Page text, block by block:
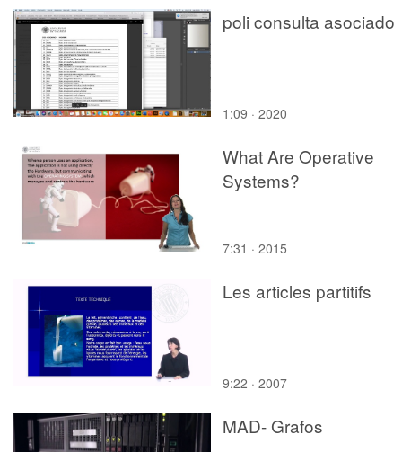
poli consulta asociado
1:09 · 2020
What Are Operative
Systems?
7:31 · 2015
Les articles partitifs
9:22 · 2007
MAD- Grafos